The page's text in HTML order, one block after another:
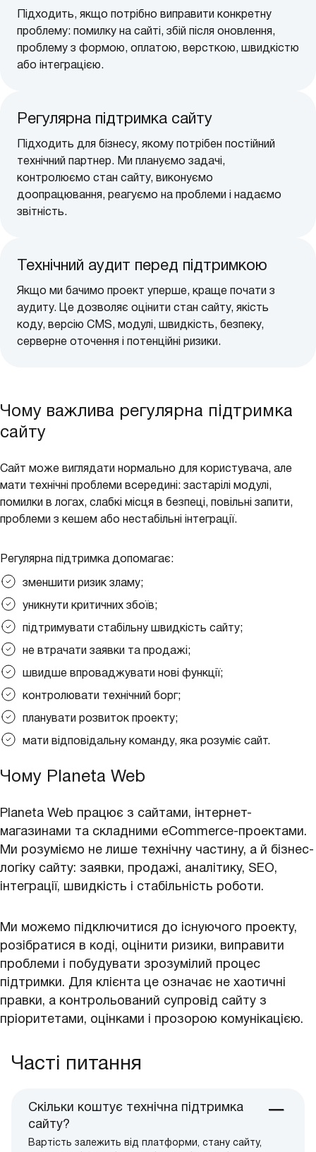
Підходить, якщо потрібно виправити конкретну
проблему: помилку на сайті, збій після оновлення,
проблему з формою, оплатою, версткою, швидкістю
або інтеграцією.
Регулярна підтримка сайту
Підходить для бізнесу, якому потрібен постійний
технічний партнер. Ми плануємо задачі,
контролюємо стан сайту, виконуємо
доопрацювання, реагуємо на проблеми і надаємо
звітність.
Технічний аудит перед підтримкою
Якщо ми бачимо проект уперше, краще почати з
аудиту. Це дозволяє оцінити стан сайту, якість
коду, версію CMS, модулі, швидкість, безпеку,
серверне оточення і потенційні ризики.
Чому важлива регулярна підтримка
сайту
Сайт може виглядати нормально для користувача, але
мати технічні проблеми всередині: застарілі модулі,
помилки в логах, слабкі місця в безпеці, повільні запити,
проблеми з кешем або нестабільні інтеграції.
Регулярна підтримка допомагає:
зменшити ризик зламу;
уникнути критичних збоїв;
підтримувати стабільну швидкість сайту;
не втрачати заявки та продажі;
швидше впроваджувати нові функції;
контролювати технічний борг;
планувати розвиток проекту;
мати відповідальну команду, яка розуміє сайт.
Чому Planeta Web
Planeta Web працює з сайтами, інтернет-
магазинами та складними eCommerce-проектами.
Ми розуміємо не лише технічну частину, а й бізнес-
логіку сайту: заявки, продажі, аналітику, SEO,
інтеграції, швидкість і стабільність роботи.
Ми можемо підключитися до існуючого проекту,
розібратися в коді, оцінити ризики, виправити
проблеми і побудувати зрозумілий процес
підтримки. Для клієнта це означає не хаотичні
правки, а контрольований супровід сайту з
пріоритетами, оцінками і прозорою комунікацією.
Часті питання
Скільки коштує технічна підтримка
сайту?
Вартість залежить від платформи, стану сайту,